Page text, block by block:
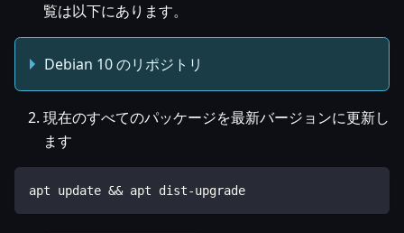
覧は以下にあります。
Debian 10 のリポジトリ
現在のすべてのパッケージを最新バージョンに更新し
ます
apt update && apt dist-upgrade